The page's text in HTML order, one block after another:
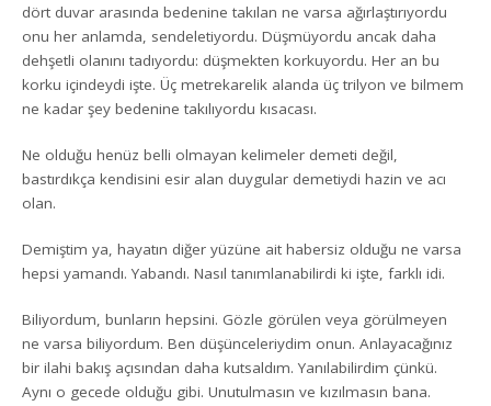
dört duvar arasında bedenine takılan ne varsa ağırlaştırıyordu
onu her anlamda, sendeletiyordu. Düşmüyordu ancak daha
dehşetli olanını tadıyordu: düşmekten korkuyordu. Her an bu
korku içindeydi işte. Üç metrekarelik alanda üç trilyon ve bilmem
ne kadar şey bedenine takılıyordu kısacası.
Ne olduğu henüz belli olmayan kelimeler demeti değil,
bastırdıkça kendisini esir alan duygular demetiydi hazin ve acı
olan.
Demiştim ya, hayatın diğer yüzüne ait habersiz olduğu ne varsa
hepsi yamandı. Yabandı. Nasıl tanımlanabilirdi ki işte, farklı idi.
Biliyordum, bunların hepsini. Gözle görülen veya görülmeyen
ne varsa biliyordum. Ben düşünceleriydim onun. Anlayacağınız
bir ilahi bakış açısından daha kutsaldım. Yanılabilirdim çünkü.
Aynı o gecede olduğu gibi. Unutulmasın ve kızılmasın bana.